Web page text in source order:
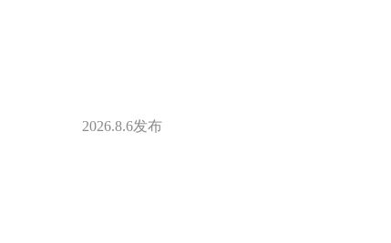
2026.8.6发布